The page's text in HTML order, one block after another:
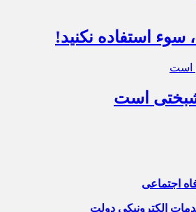
سوء استفاده نکنید!
است
اجتماعی
الکترونیکی دولت